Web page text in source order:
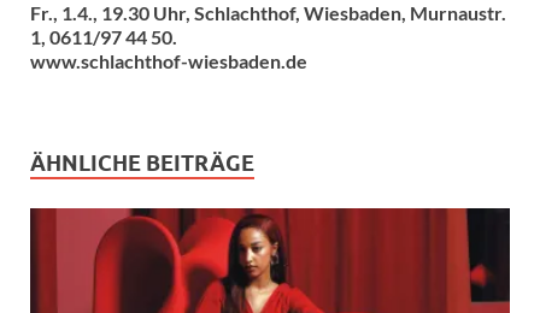
Fr., 1.4., 19.30 Uhr, Schlachthof, Wiesbaden, Murnaustr.
1, 0611/97 44 50.
www.schlachthof-wiesbaden.de
ÄHNLICHE BEITRÄGE